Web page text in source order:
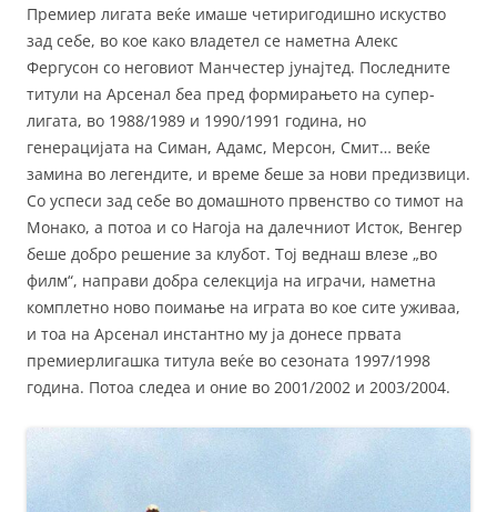
Премиер лигата веќе имаше четиригодишно искуство
зад себе, во кое како владетел се наметна Алекс
Фергусон со неговиот Манчестер јунајтед. Последните
титули на Арсенал беа пред формирањето на супер-
лигата, во 1988/1989 и 1990/1991 година, но
генерацијата на Симан, Адамс, Мерсон, Смит… веќе
замина во легендите, и време беше за нови предизвици.
Со успеси зад себе во домашното првенство со тимот на
Монако, а потоа и со Нагоја на далечниот Исток, Венгер
беше добро решение за клубот. Тој веднаш влезе „во
филм“, направи добра селекција на играчи, наметна
комплетно ново поимање на играта во кое сите уживаа,
и тоа на Арсенал инстантно му ја донесе првата
премиерлигашка титула веќе во сезоната 1997/1998
година. Потоа следеа и оние во 2001/2002 и 2003/2004.